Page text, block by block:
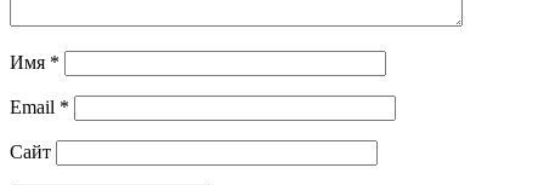
Имя *
Email *
Сайт